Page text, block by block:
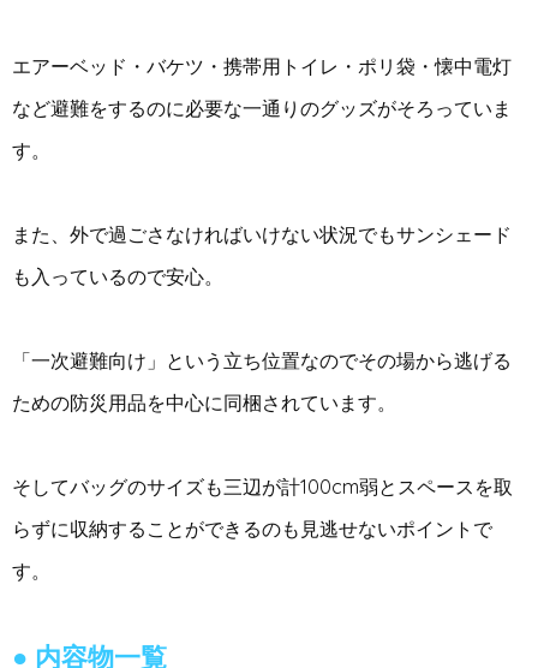
エアーベッド・バケツ・携帯用トイレ・ポリ袋・懐中電灯
など避難をするのに必要な一通りのグッズがそろっていま
す。
また、外で過ごさなければいけない状況でもサンシェード
も入っているので安心。
「一次避難向け」という立ち位置なのでその場から逃げる
ための防災用品を中心に同梱されています。
そしてバッグのサイズも三辺が計100cm弱とスペースを取
らずに収納することができるのも見逃せないポイントで
す。
内容物一覧